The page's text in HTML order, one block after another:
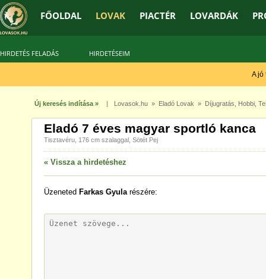
FŐOLDAL LOVAK PIACTÉR LOVARDÁK
HIRDETÉS FELADÁS HIRDETÉSEIM
A jó
Új keresés indítása » | Lovasok.hu» Eladó Lovak » Díjugratás Hobbi,
Eladó 7 éves magyar sportló kanca
Tisztavéru, 176 cm szalaggal, Sötét Pej
« Vissza a hirdetéshez
Üzeneted Farkas Gyularészére: